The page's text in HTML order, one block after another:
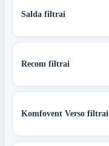
Salda filtrai
Recom filtrai
Komfovent Verso filtrai